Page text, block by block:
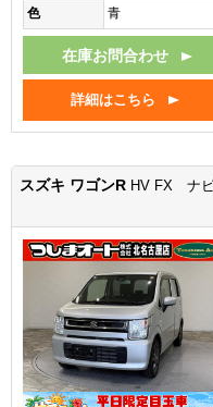
色
青
在庫お問合わせ
詳細はこちら
スズキ ワゴンR HV FX ナ